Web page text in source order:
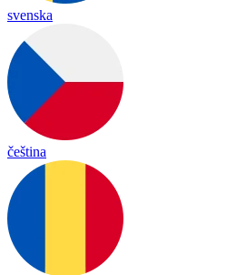
svenska
čeština